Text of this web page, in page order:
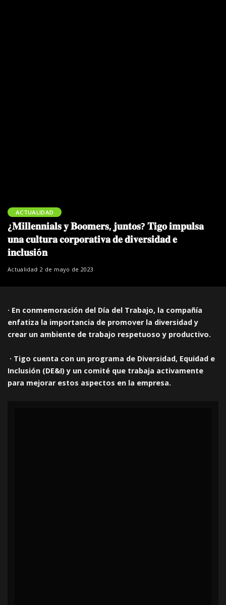
ACTUALIDAD
¿𝐌𝐢𝐥𝐥𝐞𝐧𝐧𝐢𝐚𝐥𝐬 𝐲 𝐁𝐨𝐨𝐦𝐞𝐫𝐬, 𝐣𝐮𝐧𝐭𝐨𝐬? 𝐓𝐢𝐠𝐨 𝐢𝐦𝐩𝐮𝐥𝐬𝐚
𝐮𝐧𝐚 𝐜𝐮𝐥𝐭𝐮𝐫𝐚 𝐜𝐨𝐫𝐩𝐨𝐫𝐚𝐭𝐢𝐯𝐚 𝐝𝐞 𝐝𝐢𝐯𝐞𝐫𝐬𝐢𝐝𝐚𝐝 𝐞
𝐢𝐧𝐜𝐥𝐮𝐬𝐢ó𝐧
Actualidad 2 de mayo de 2023
· En conmemoración del Día del Trabajo, la compañía
enfatiza la importancia de promover la diversidad y
crear un ambiente de trabajo respetuoso y productivo.
· Tigo cuenta con un programa de Diversidad, Equidad e
Inclusión (DE&I) y un comité que trabaja activamente
para mejorar estos aspectos en la empresa.